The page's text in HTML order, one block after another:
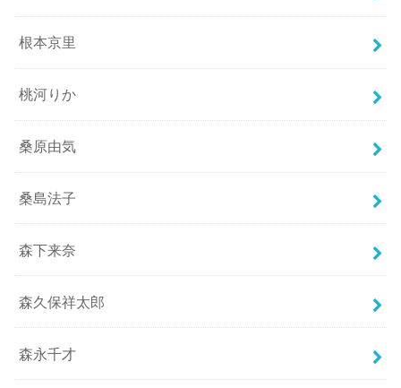
根本京里
桃河りか
桑原由気
桑島法子
森下来奈
森久保祥太郎
森永千才